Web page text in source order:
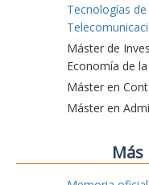
Tecnologías
Máster de
Economía de
Máster en
Máster en